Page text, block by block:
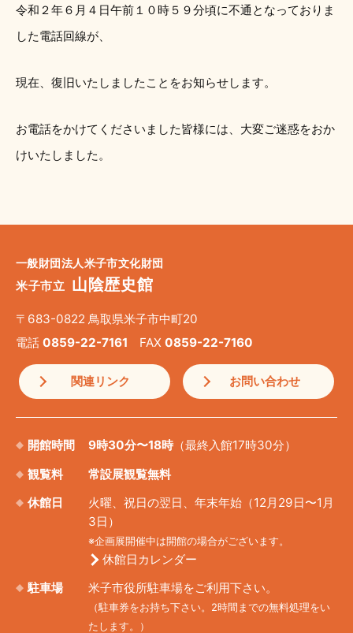
令和２年６月４日午前１０時５９分頃に不通となっておりま
した電話回線が、
現在、復旧いたしましたことをお知らせします。
お電話をかけてくださいました皆様には、大変ご迷惑をおか
けいたしました。
一般財団法人米子市文化財団
米子市立 山陰歴史館
〒683-0822 鳥取県米子市中町20
電話 0859-22-7161 FAX 0859-22-7160
関連リンク お問い合わせ
開館時間 9時30分〜18時（最終入館17時30分）
観覧料
常設展観覧無料
休館日
火曜、祝日の翌日、年末年始（12月29日〜1月
3日）
※企画展開催中は開館の場合がございます。
休館日カレンダー
駐車場
米子市役所駐車場をご利用下さい。
（駐車券をお持ち下さい。2時間までの無料処理をい
たします。）